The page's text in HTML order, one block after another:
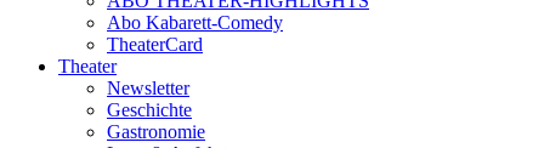
Abo Kabarett-Comedy
TheaterCard
Theater
Newsletter
Geschichte
Gastronomie